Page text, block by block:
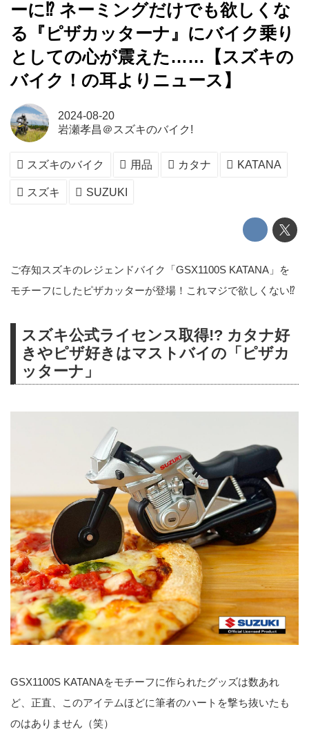
ーに⁉︎ ネーミングだけでも欲しくな
る『ピザカッターナ』にバイク乗り
としての心が震えた……【スズキの
バイク！の耳よりニュース】
2024-08-20
岩瀬孝昌＠スズキのバイク!
スズキのバイク 用品 カタナ KATANA
スズキ SUZUKI
ご存知スズキのレジェンドバイク「GSX1100S KATANA」を
モチーフにしたピザカッターが登場！これマジで欲しくない⁉︎
スズキ公式ライセンス取得!? カタナ好
きやピザ好きはマストバイの「ピザカ
ッターナ」
GSX1100S KATANAをモチーフに作られたグッズは数あれ
ど、正直、このアイテムほどに筆者のハートを撃ち抜いたも
のはありません（笑）